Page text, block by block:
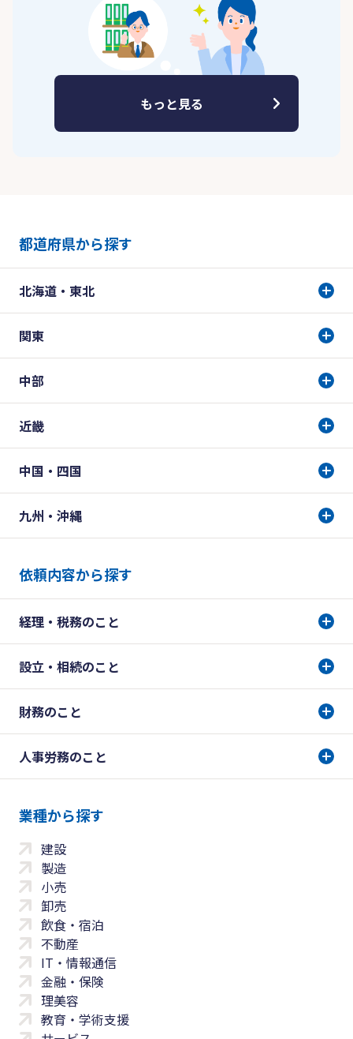
もっと見る
都道府県から探す
北海道・東北
関東
中部
近畿
中国・四国
九州・沖縄
依頼内容から探す
経理・税務のこと
設立・相続のこと
財務のこと
人事労務のこと
業種から探す
建設
製造
小売
卸売
飲食・宿泊
不動産
IT・情報通信
金融・保険
理美容
教育・学術支援